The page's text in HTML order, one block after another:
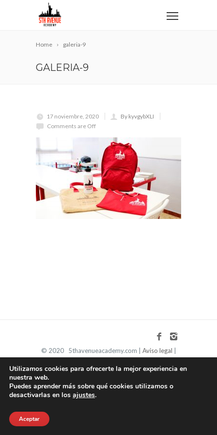
Home galeria-9
GALERIA-9
17 noviembre, 2020
By kyvgybXLI
Comments are Off
© 2020 5thavenueacademy.com | Aviso legal
Utilizamos cookies para ofrecerte la mejor experiencia en
nuestra web.
Puedes aprender más sobre qué cookies utilizamos o
desactivarlas en los ajustes.
Aceptar